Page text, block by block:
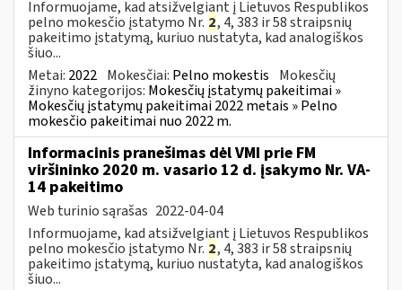
Informuojame, kad atsižvelgiant į Lietuvos Respublikos
pelno mokesčio įstatymo Nr. 2, 4, 383 ir 58 straipsnių
pakeitimo įstatymą, kuriuo nustatyta, kad analogiškos
šiuo...
Metai: 2022 Mokesčiai: Pelno mokestis Mokesčių
žinyno kategorijos: Mokesčių įstatymų pakeitimai »
Mokesčių įstatymų pakeitimai 2022 metais » Pelno
mokesčio pakeitimai nuo 2022 m.
Informacinis pranešimas dėl VMI prie FM
viršininko 2020 m. vasario 12 d. įsakymo Nr. VA-
14 pakeitimo
Web turinio sąrašas 2022-04-04
Informuojame, kad atsižvelgiant į Lietuvos Respublikos
pelno mokesčio įstatymo Nr. 2, 4, 383 ir 58 straipsnių
pakeitimo įstatymą, kuriuo nustatyta, kad analogiškos
šiuo...